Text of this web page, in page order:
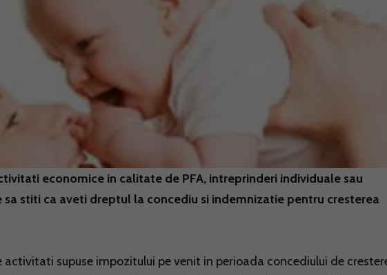
economice in calitate de PFA, intreprinderi individuale sau
stiti ca aveti dreptul la concediu si indemnizatie pentru cresterea
supuse impozitului pe venit in perioada concediului de